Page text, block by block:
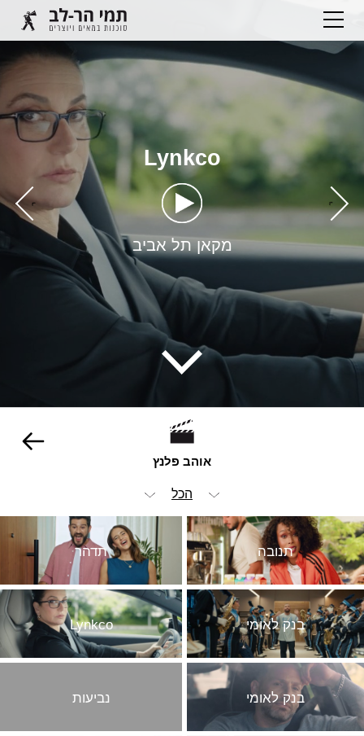
Lynkco
מקאן תל אביב
‹
›
אוהב פלנץ
הכל
ויז'ואל
אנימציה ופוסט
אופנה וביוטי
הומור
ילדים
מזון ומשקאות
תנובה תדהר
בנק לאומי Lynkco
בנק לאומי נביעות